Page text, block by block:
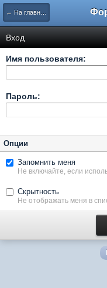
← На главную
Вход
Имя пользователя:
Пароль:
Опции
Запомнить меня
Не включайте, если
Скрытность
Не отображать меня в